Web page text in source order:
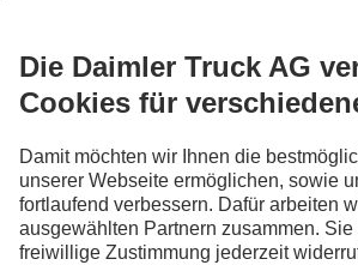
FOLLOW THE ROADSTARS.
Tausche jetzt Erfahrungen mit anderen